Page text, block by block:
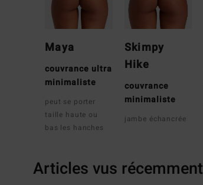
Maya
couvrance ultra
minimaliste
peut se porter
taille haute ou
bas les hanches
Skimpy
Hike
couvrance
minimaliste
jambe échancrée
Articles vus récemment